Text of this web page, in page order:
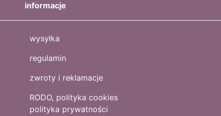
informacje
wysyłka
regulamin
zwroty i reklamacje
RODO, polityka cookies
polityka prywatności